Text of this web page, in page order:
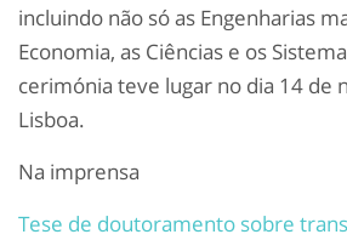
incluindo não só as Engenharias
Economia, as Ciências e os
cerimónia teve lugar no dia 14 de
Lisboa.
Na imprensa
Tese de doutoramento sobre